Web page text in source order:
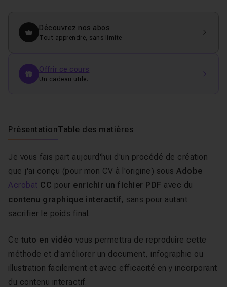
Découvrez nos abos
Tout apprendre, sans limite
Offrir ce cours
Un cadeau utile.
PrésentationTable des matières
Je vous fais part aujourd'hui d'un procédé de création
que j'ai conçu (pour mon CV à l'origine) sous Adobe
Acrobat CC pour enrichir un fichier PDF avec du
contenu graphique interactif, sans pour autant
sacrifier le poids final.
Ce tuto en vidéo vous permettra de reproduire cette
méthode et d'améliorer un document, infographie ou
illustration facilement et avec efficacité en y incorporant
du contenu interactif.